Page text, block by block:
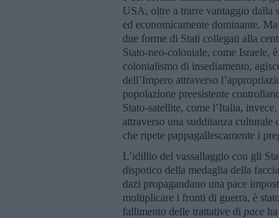
USA, oltre a trarre vantaggio dalla
ed economicamente dominante.
due forme di Stati collegati alla
Stato-neo-coloniale, come Israele,
colonialismo di insediamento,
dell’Impero attraverso
popolazione preesistente
Stato-satellite, come l’Italia,
attraverso una sudditanza
che ripete pappagallescamente i
L’idillio del vassallaggio con gli
dispotico della medaglia della
dazi propagandano una pace
moltiplicare i fronti di guerra, è
fallimento delle trattative di pace